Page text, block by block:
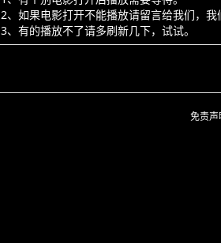
2、如果电影打开不能播放请留言给我们，我
3、有的播放不了请多刷新几下，试试。
免责